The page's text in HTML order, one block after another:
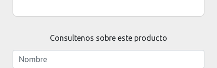
Consultenos sobre este producto